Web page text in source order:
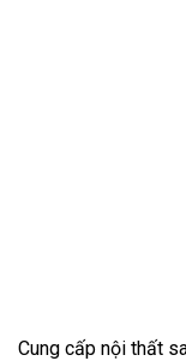
Cung cấp nội thất